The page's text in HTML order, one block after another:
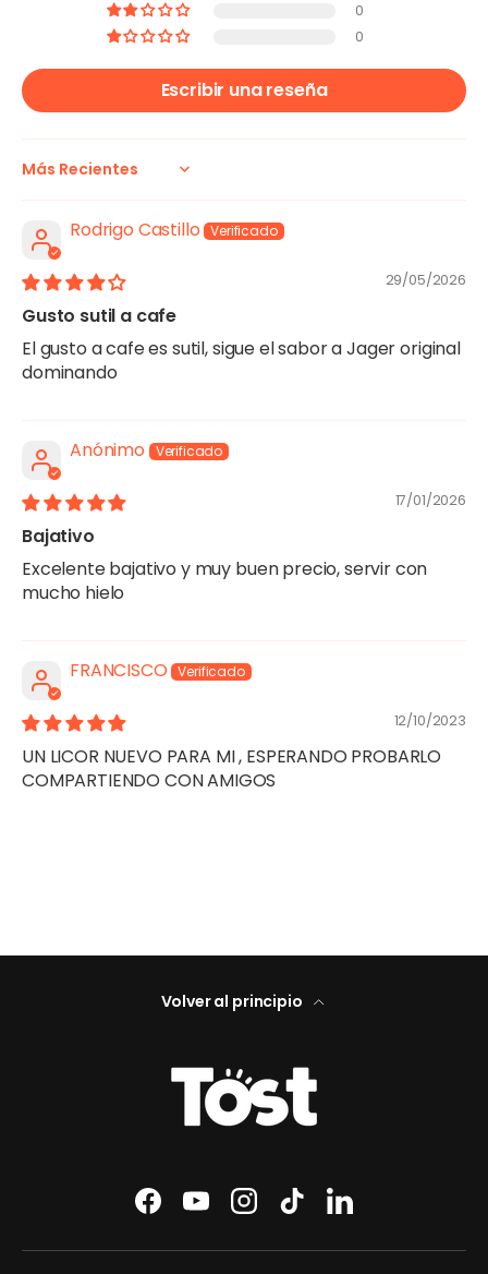
0
0
Escribir una reseña
Sort by
Rodrigo Castillo
29/05/2026
Gusto sutil a cafe
El gusto a cafe es sutil, sigue el sabor a Jager original
dominando
Anónimo
17/01/2026
Bajativo
Excelente bajativo y muy buen precio, servir con
mucho hielo
FRANCISCO
12/10/2023
UN LICOR NUEVO PARA MI , ESPERANDO PROBARLO
COMPARTIENDO CON AMIGOS
Volver al principio
Facebook
YouTubeInstagram
TikTokLinkedIn